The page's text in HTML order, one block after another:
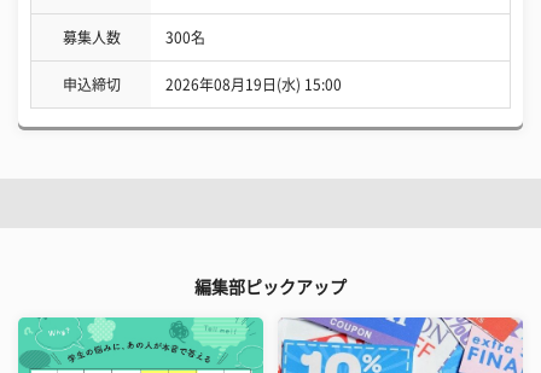
募集人数 300名
申込締切 2026年08月19日(水) 15:00
編集部ピックアップ